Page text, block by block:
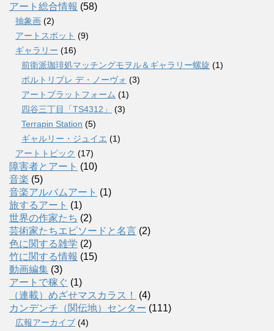
アート総合情報 (58)
抽象画 (2)
アートスポット (9)
ギャラリー (16)
前衛派珈琲処マッチングモヲル＆ギャラリー螺旋 (1)
ポルトリブレ デ・ノーヴォ (3)
アートプラットフォーム (1)
四谷三丁目「TS4312」
(3)
Terrapin Station (5)
ギャルリー・ジュイエ (1)
アートトピック (17)
障害者とアート (10)
音楽 (5)
音楽アルバムアート (1)
旅するアート (1)
世界の作家たち (2)
芸術家たちエピソードと名言 (2)
色に関する雑学 (2)
竹に関する情報 (15)
動画編集 (3)
アートで稼ぐ (1)
（連載）めざせマスカラス！
(4)
カンデンチ（関伝地）センター (111)
広報アーカイブ (4)